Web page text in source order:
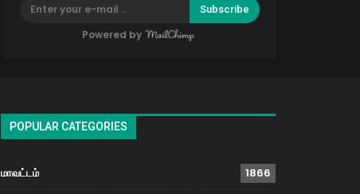
Subscribe
Powered by
POPULAR CATEGORIES
மாவட்டம் 1866